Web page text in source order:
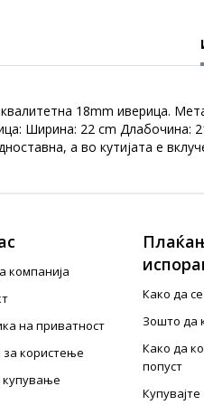
18mm иверица.
Ширина: 22 cm Длабочина:
а во кутијата е
компанија
на приватност
за користење
купување
Како да
Зошто да
Како да
попуст